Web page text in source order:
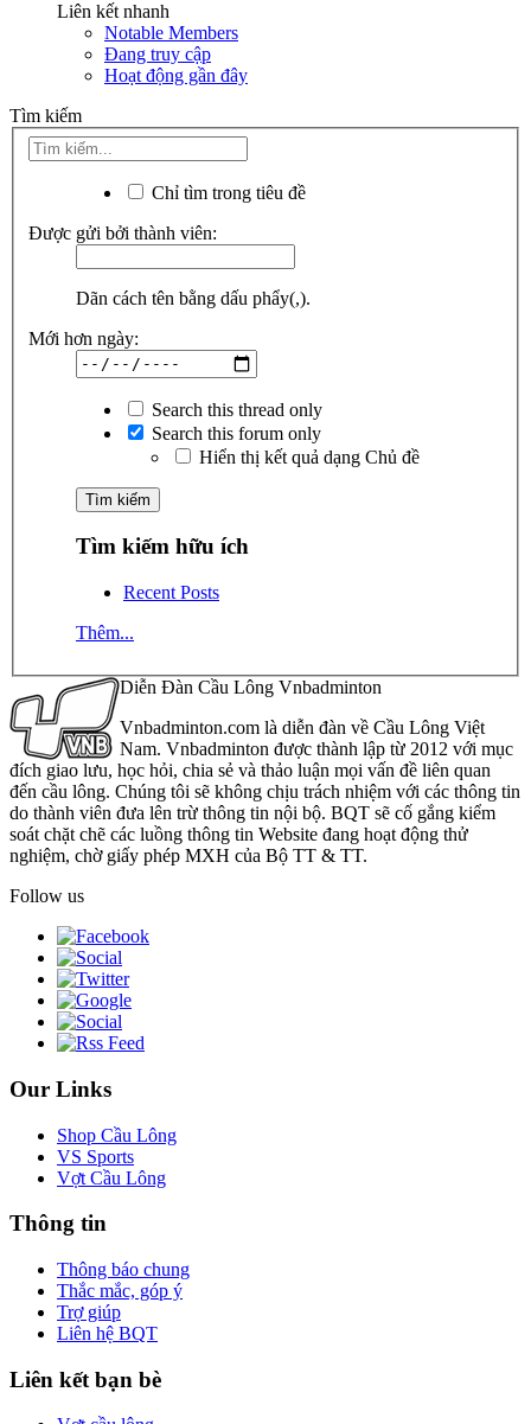
Liên kết nhanh
Notable Members
Đang truy cập
Hoạt động gần đây
Tìm kiếm
Chỉ tìm trong tiêu đề
Được gửi bởi thành viên:
Dãn cách tên bằng dấu phẩy(,).
Mới hơn ngày:
Search this thread only
Search this forum only
Hiển thị kết quả dạng Chủ đề
Tìm kiếm hữu ích
Recent Posts
Thêm...
Diễn Đàn Cầu Lông Vnbadminton
Vnbadminton.com là diễn đàn về Cầu Lông Việt
Nam. Vnbadminton được thành lập từ 2012 với mục
đích giao lưu, học hỏi, chia sẻ và thảo luận mọi vấn đề liên quan
đến cầu lông. Chúng tôi sẽ không chịu trách nhiệm với các thông tin
do thành viên đưa lên trừ thông tin nội bộ. BQT sẽ cố gắng kiểm
soát chặt chẽ các luồng thông tin Website đang hoạt động thử
nghiệm, chờ giấy phép MXH của Bộ TT & TT.
Follow us
Our Links
Shop Cầu Lông
VS Sports
Vợt Cầu Lông
Thông tin
Thông báo chung
Thắc mắc, góp ý
Trợ giúp
Liên hệ BQT
Liên kết bạn bè